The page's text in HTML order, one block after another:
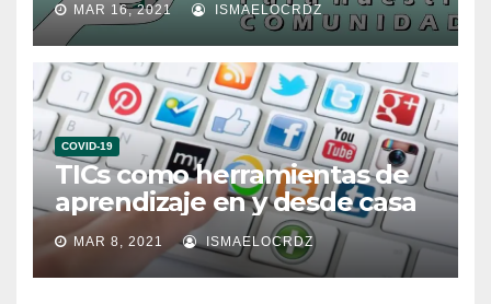
MAR 16, 2021 ISMAELOCRDZ
COVID-19
TICs como herramientas de
aprendizaje en y desde casa
MAR 8, 2021 ISMAELOCRDZ